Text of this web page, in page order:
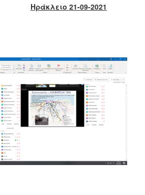
Ηράκλειο 21-09-2021